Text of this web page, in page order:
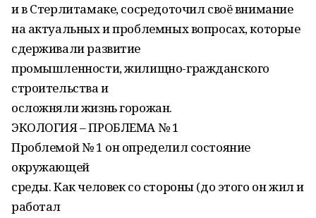
и в Стерлитамаке, сосредоточил своё внимание
на актуальных и проблемных вопросах, которые
сдерживали развитие
промышленности, жилищно-гражданского
строительства и
осложняли жизнь горожан.
ЭКОЛОГИЯ – ПРОБЛЕМА № 1
Проблемой № 1 он определил состояние
окружающей
среды. Как человек со стороны (до этого он жил и
работал